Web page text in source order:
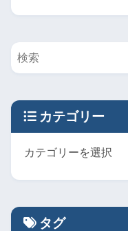
カテゴリー
タグ